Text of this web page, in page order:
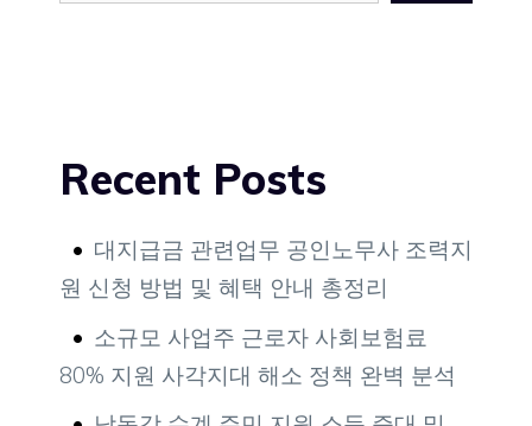
Recent Posts
대지급금 관련업무 공인노무사 조력지
원 신청 방법 및 혜택 안내 총정리
소규모 사업주 근로자 사회보험료
80% 지원 사각지대 해소 정책 완벽 분석